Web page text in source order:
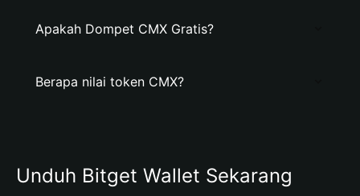
Apakah Dompet CMX Gratis?
Berapa nilai token CMX?
Unduh Bitget Wallet Sekarang